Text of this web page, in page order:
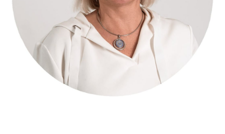
Chci prodat nemovitost
Kontakt
Kariéra